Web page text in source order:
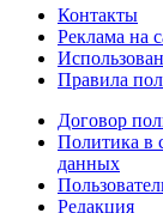
Контакты
Реклама на
Правила
Договор
Политика в
данных
Редакция